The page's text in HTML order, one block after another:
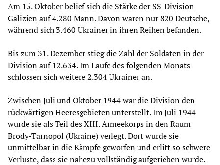
Am 15. Oktober belief sich die Stärke der SS-Division
Galizien auf 4.280 Mann. Davon waren nur 820 Deutsche,
während sich 3.460 Ukrainer in ihren Reihen befanden.
Bis zum 31. Dezember stieg die Zahl der Soldaten in der
Division auf 12.634. Im Laufe des folgenden Monats
schlossen sich weitere 2.304 Ukrainer an.
Zwischen Juli und Oktober 1944 war die Division den
rückwärtigen Heeresgebieten unterstellt. Im Juli 1944
wurde sie als Teil des XIII. Armeekorps in den Raum
Brody-Tarnopol (Ukraine) verlegt. Dort wurde sie
unmittelbar in die Kämpfe geworfen und erlitt so schwere
Verluste, dass sie nahezu vollständig aufgerieben wurde.